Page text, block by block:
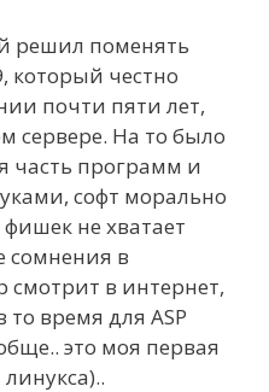
решил поменять
который честно
почти пяти лет,
сервере. На то было
часть программ и
софт морально
не хватает
сомнения в
смотрит в интернет,
время для ASP
это моя первая